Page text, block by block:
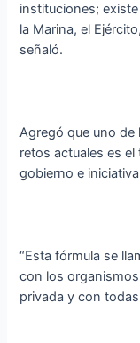
instituciones;
la Marina, el
señaló.
Agregó que uno
retos actuales es
gobierno e
“Esta fórmula se
con los
privada y con